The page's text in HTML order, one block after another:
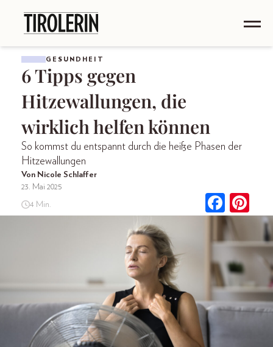
GESUNDHEIT
6 Tipps gegen
Hitzewallungen, die
wirklich helfen können
So kommst du entspannt durch die heiße Phasen der
Hitzewallungen
Von Nicole Schlaffer
23. Mai 2025
4 Min.